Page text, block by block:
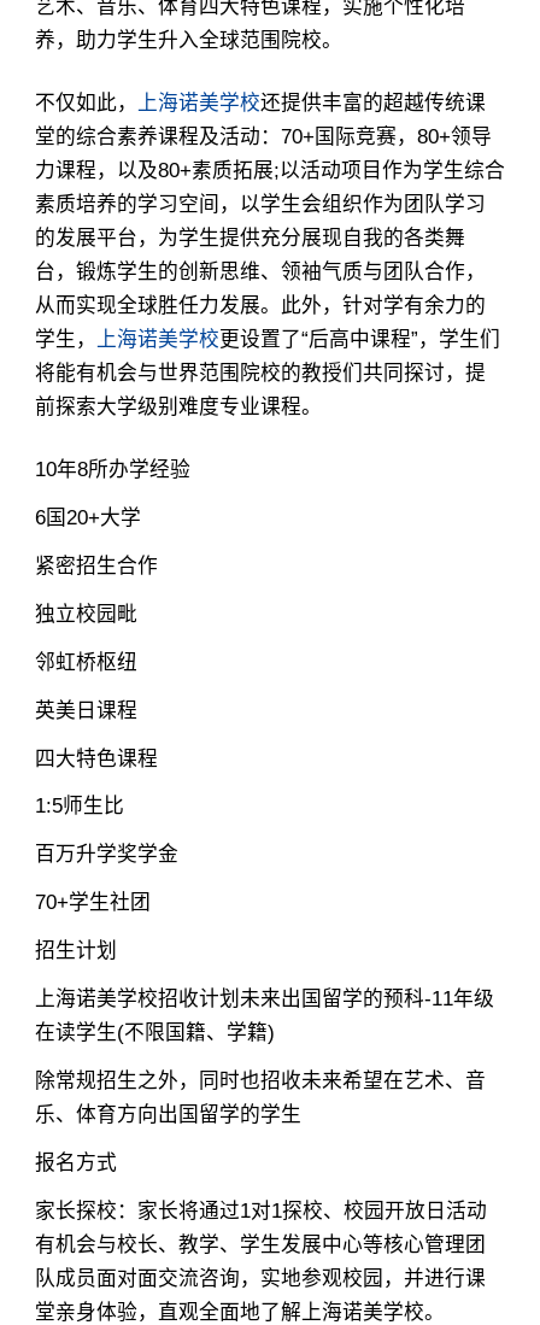
艺术、音乐、体育四大特色课程，实施个性化培
养，助力学生升入全球范围院校。
不仅如此， 上海诺美学校还提供丰富的超越传统课
堂的综合素养课程及活动：70+国际竞赛，80+领导
力课程，以及80+素质拓展;以活动项目作为学生综合
素质培养的学习空间，以学生会组织作为团队学习
的发展平台，为学生提供充分展现自我的各类舞
台，锻炼学生的创新思维、领袖气质与团队合作，
从而实现全球胜任力发展。此外，针对学有余力的
学生， 上海诺美学校更设置了“后高中课程”，学生们
将能有机会与世界范围院校的教授们共同探讨，提
前探索大学级别难度专业课程。
10年8所办学经验
6国20+大学
紧密招生合作
独立校园毗
邻虹桥枢纽
英美日课程
四大特色课程
1:5师生比
百万升学奖学金
70+学生社团
招生计划
上海诺美学校招收计划未来出国留学的预科-11年级
在读学生(不限国籍、学籍)
除常规招生之外，同时也招收未来希望在艺术、音
乐、体育方向出国留学的学生
报名方式
家长探校：家长将通过1对1探校、校园开放日活动
有机会与校长、教学、学生发展中心等核心管理团
队成员面对面交流咨询，实地参观校园，并进行课
堂亲身体验，直观全面地了解上海诺美学校。